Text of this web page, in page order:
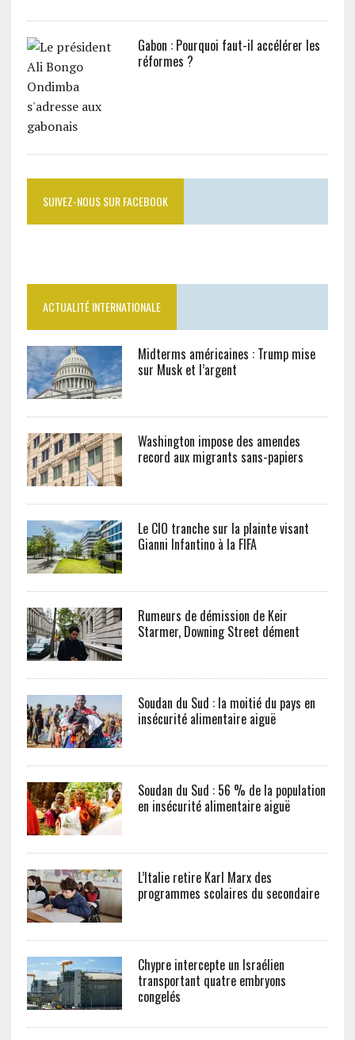
Gabon : Pourquoi faut-il accélérer les
réformes ?
SUIVEZ-NOUS SUR FACEBOOK
ACTUALITÉ INTERNATIONALE
Midterms américaines : Trump mise
sur Musk et l’argent
Washington impose des amendes
record aux migrants sans-papiers
Le CIO tranche sur la plainte visant
Gianni Infantino à la FIFA
Rumeurs de démission de Keir
Starmer, Downing Street dément
Soudan du Sud : la moitié du pays en
insécurité alimentaire aiguë
Soudan du Sud : 56 % de la population
en insécurité alimentaire aiguë
L’Italie retire Karl Marx des
programmes scolaires du secondaire
Chypre intercepte un Israélien
transportant quatre embryons
congelés